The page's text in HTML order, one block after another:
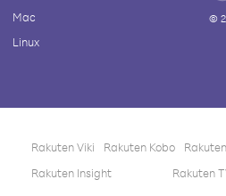
Mac
Linux
©
Rakuten Viki Rakuten Kobo
Rakuten Insight
Rakuten